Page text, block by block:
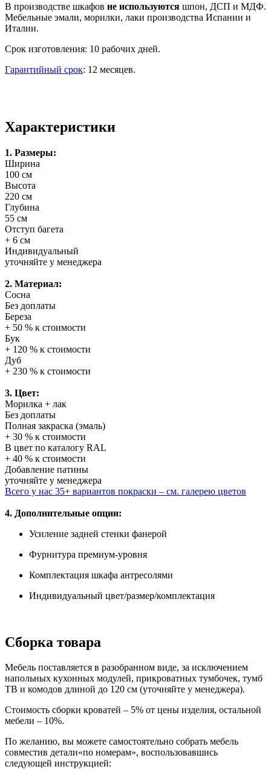
В производстве шкафов не используются шпон, ДСП и МДФ.
Мебельные эмали, морилки, лаки производства Испании и
Италии.
Срок изготовления: 10 рабочих дней.
Гарантийный срок: 12 месяцев.
Характеристики
1. Размеры:
Ширина
100 см
Высота
220 см
Глубина
55 см
Отступ багета
+ 6 см
Индивидуальный
уточняйте у менеджера
2. Материал:
Сосна
Без доплаты
Береза
+ 50 % к стоимости
Бук
+ 120 % к стоимости
Дуб
+ 230 % к стоимости
3. Цвет:
Морилка + лак
Без доплаты
Полная закраска (эмаль)
+ 30 % к стоимости
В цвет по каталогу RAL
+ 40 % к стоимости
Добавление патины
уточняйте у менеджера
Всего у нас 35+ вариантов покраски – см. галерею цветов
4. Дополнительные опции:
Усиление задней стенки фанерой
Фурнитура премиум-уровня
Комплектация шкафа антресолями
Индивидуальный цвет/размер/комплектация
Сборка товара
Мебель поставляется в разобранном виде, за исключением
напольных кухонных модулей, прикроватных тумбочек, тумб
ТВ и комодов длиной до 120 см (уточняйте у менеджера).
Стоимость сборки кроватей – 5% от цены изделия, остальной
мебели – 10%.
По желанию, вы можете самостоятельно собрать мебель
совместив детали«по номерам», воспользовавшись
следующей инструкцией: